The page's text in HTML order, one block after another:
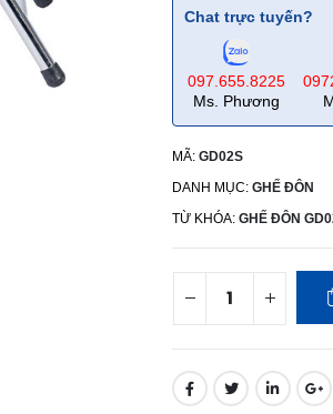
Chat trực tuyến?
097.655.8225
Ms. Phương
MÃ: GD02S
DANH MỤC: GHẾ ĐÔN
TỪ KHÓA: GHẾ ĐÔN